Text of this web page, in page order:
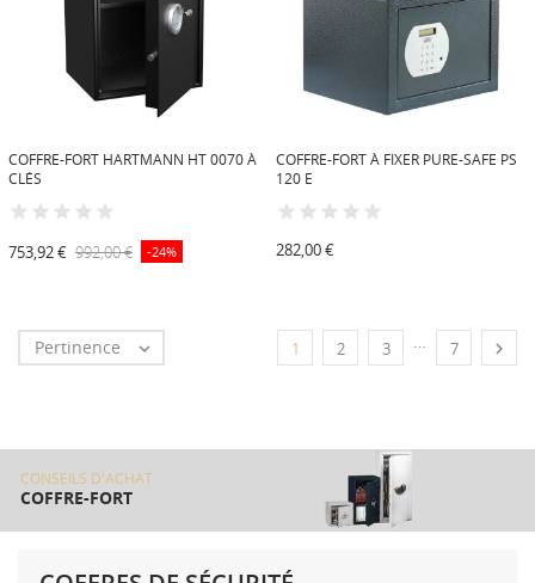
COFFRE-FORT HARTMANN HT 0070 À
CLÉS
753,92 € 992,00 € -24%
COFFRE-FORT À FIXER PURE-SAFE PS
120 E
282,00 €
Pertinence  1 2 3 … 7 
CONSEILS D'ACHAT
COFFRE-FORT